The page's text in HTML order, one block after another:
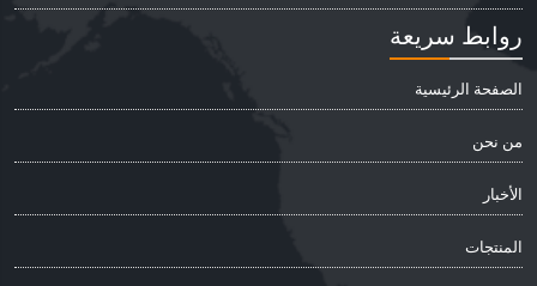
روابط سريعة
الصفحة الرئيسية
من نحن
الأخبار
المنتجات